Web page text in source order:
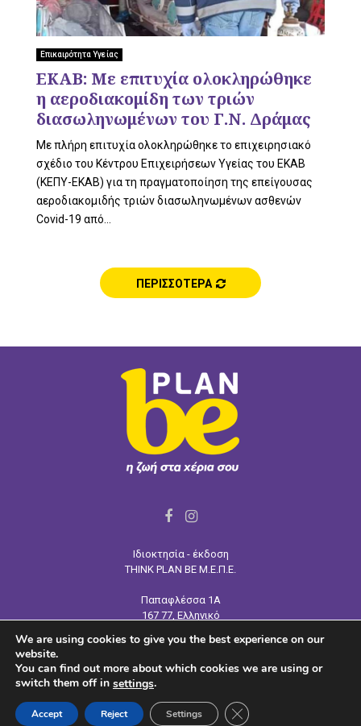
Επικαιρότητα Υγείας
ΕΚΑΒ: Με επιτυχία ολοκληρώθηκε
η αεροδιακομίδη των τριών
διασωληνωμένων του Γ.Ν. Δράμας
Με πλήρη επιτυχία ολοκληρώθηκε το επιχειρησιακό
σχέδιο του Κέντρου Επιχειρήσεων Υγείας του ΕΚΑΒ
(ΚΕΠΥ-ΕΚΑΒ) για τη πραγματοποίηση της επείγουσας
αεροδιακομιδής τριών διασωληνωμένων ασθενών
Covid-19 από...
ΠΕΡΙΣΣΟΤΕΡΑ
F
c
b
o
o
k
I
s
a
g
r
a
Ιδιοκτησία - έκδοση
THINK PLAN BE Μ.Ε.Π.Ε.
Παπαφλέσσα 1Α
167 77, Ελληνικό
Email: info@tpb.gr
www.tpb.gr
We are using cookies to give you the best experience on our
website.
You can find out more about which cookies we are using or
switch them off in settings.
Accept Reject Settings CLOSE GDPR COOKIE